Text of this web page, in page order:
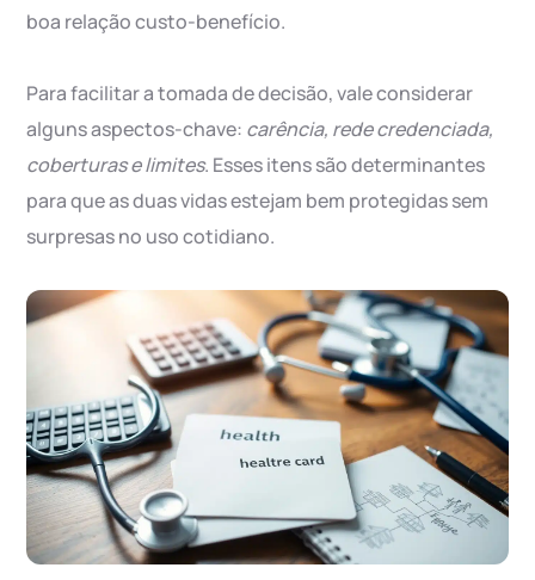
boa relação custo-benefício.
Para facilitar a tomada de decisão, vale considerar
alguns aspectos-chave: carência, rede credenciada,
coberturas e limites. Esses itens são determinantes
para que as duas vidas estejam bem protegidas sem
surpresas no uso cotidiano.